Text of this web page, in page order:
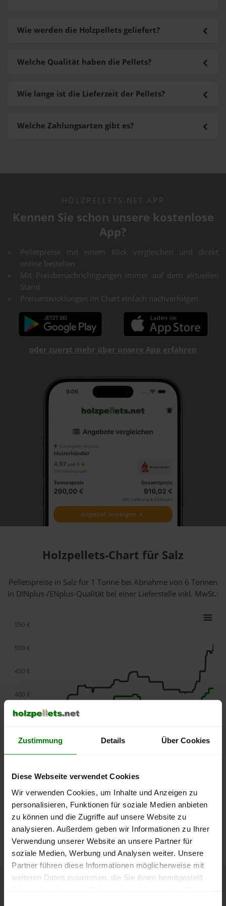
Zustimmung Details Über Cookies
Diese Webseite verwendet Cookies
Wir verwenden Cookies, um Inhalte und Anzeigen zu
personalisieren, Funktionen für soziale Medien anbieten
zu können und die Zugriffe auf unsere Website zu
analysieren. Außerdem geben wir Informationen zu Ihrer
Verwendung unserer Website an unsere Partner für
soziale Medien, Werbung und Analysen weiter. Unsere
Partner führen diese Informationen möglicherweise mit
weiteren Daten zusammen, die Sie ihnen bereitgestellt
Wie werden die Holzpellets geliefert?
Welche Zahlungsarten gibt es?
Welche Qualität haben die Pellets?
Wie lange ist die Lieferzeit der Pellets?
HOLZPELLETS.NET APP
Kennen Sie schon unsere kostenlose
App?
Pelletpreise mit einem Klick vergleichen und direkt
online bestellen
Mit Preisbenachrichtigungen immer auf dem aktuellen
Stand
Preisentwicklungen im Chart einfach nachverfolgen
oder zuerst mehr über unsere App erfahren
Holzpellets-Chart für Salz
Pelletspreise in Salz für 1 Tonne bei Abnahmevon 6 Tonnen
in DINplus-/ENplus-Qualität bei einer Lieferstelle inkl. MwSt.:
lose Ware Sackware
2025
2026
300 €
350 €
400 €
450 €
500 €
550 €
Die aktuelle Preisentwicklung für Holzpellets in Deutschland
können Sie jederzeit auf unsererPelletspreise-Seite
nachvollziehen.